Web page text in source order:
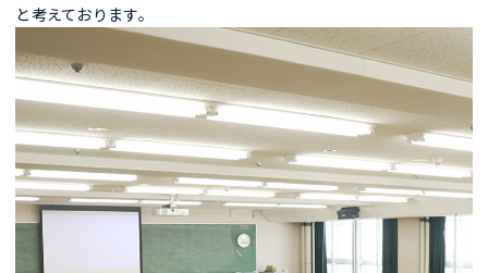
と考えております。